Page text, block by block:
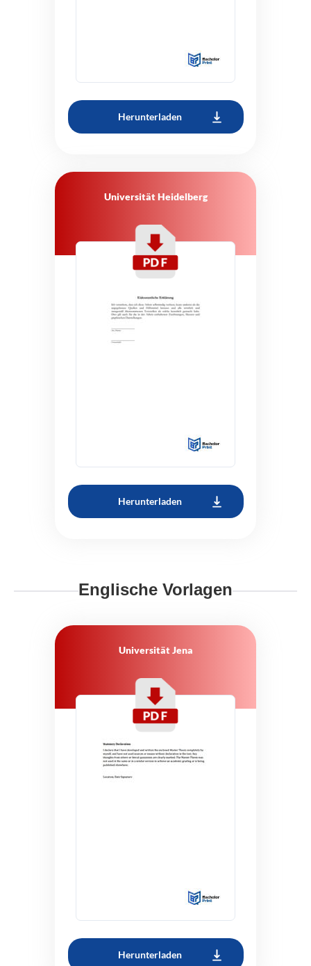
Herunterladen
Universität Heidelberg
Herunterladen
Englische Vorlagen
Universität Jena
Herunterladen